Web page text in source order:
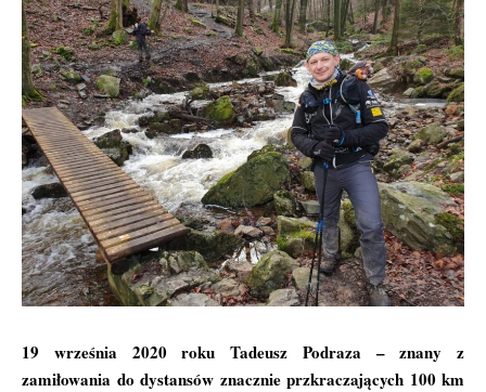
19 września 2020 roku Tadeusz Podraza – znany z
zamiłowania do dystansów znacznie przkraczających 100 km